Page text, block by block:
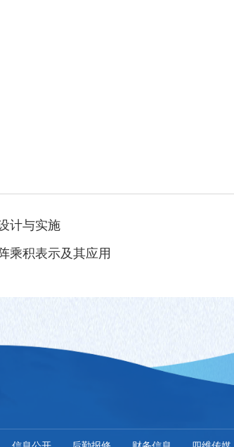
计与实施
乘积表示及其应用